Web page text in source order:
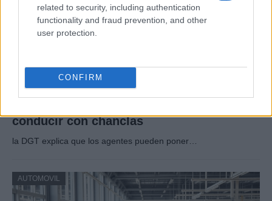
related to security, including authentication
functionality and fraud prevention, and other
user protection.
CONFIRM
conducir con chanclas
la DGT explica que los agentes pueden poner…
AUTOMOVIL